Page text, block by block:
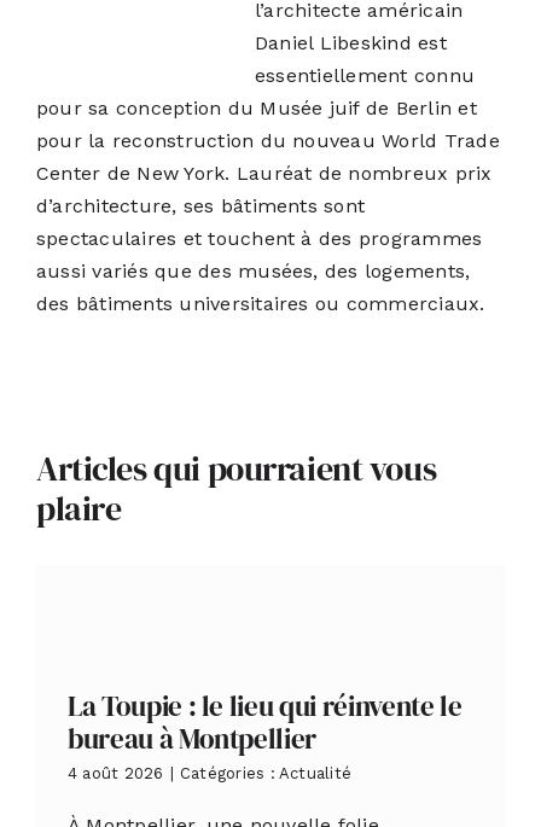
l’architecte américain
Daniel Libeskind est
essentiellement connu
pour sa conception du Musée juif de Berlin et
pour la reconstruction du nouveau World Trade
Center de New York. Lauréat de nombreux prix
d’architecture, ses bâtiments sont
spectaculaires et touchent à des programmes
aussi variés que des musées, des logements,
des bâtiments universitaires ou commerciaux.
Articles qui pourraient vous
plaire
La Toupie : le lieu qui réinvente le
bureau à Montpellier
4 août 2026 Catégories : Actualité